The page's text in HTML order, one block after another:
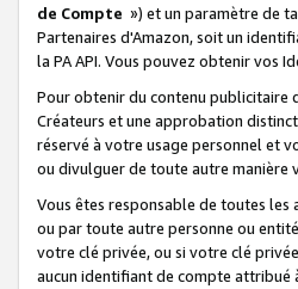
de Compte ») et un paramètre de
Partenaires d'Amazon, soit un
la PA API. Vous pouvez obtenir vos
Pour obtenir du contenu publicitaire
Créateurs et une approbation
réservé à votre usage personnel et
ou divulguer de toute autre manière
Vous êtes responsable de toutes les
ou par toute autre personne ou
votre clé privée, ou si votre clé
aucun identifiant de compte attribué